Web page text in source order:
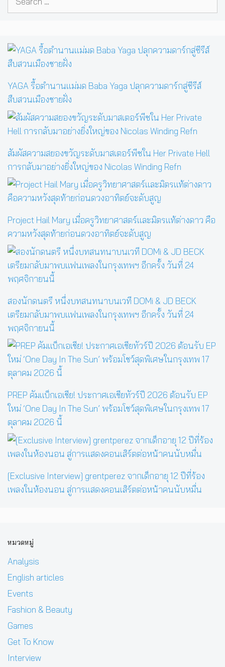
YAGA รื้อตำนานแม่มด Baba Yaga ปลุกความดาร์กสู่ซีรีส์
สืบสวนเมืองชายฝั่ง
สัมผัสความสยองขวัญระดับมาสเตอร์พีซใน Her Private Hell
การกลับมาอย่างยิ่งใหญ่ของ Nicolas Winding Refn
Project Hail Mary เมื่อครูวิทยาศาสตร์และมิตรแท้ต่างดาว คือ
ความหวังสุดท้ายก่อนดวงอาทิตย์จะดับสูญ
สองนักดนตรี หนึ่งบทสนทนาบนเวที DOMi & JD BECK
เตรียมกลับมาพบแฟนเพลงในกรุงเทพฯ อีกครั้ง วันที่ 24
พฤศจิกายนนี้
PREP คัมแบ็กเอเชีย! ประกาศเอเชียทัวร์ปี 2026 ต้อนรับ EP
ใหม่ ‘One Day In The Sun’ พร้อมโชว์สุดพิเศษในกรุงเทพ 17
ตุลาคม 2026 นี้
[Exclusive Interview] grentperez จากเด็กอายุ 12 ปีที่ร้อง
เพลงในห้องนอน สู่การแสดงคอนเสิร์ตต่อหน้าคนนับหมื่น
หมวดหมู่
Analysis
English articles
Events
Fashion & Beauty
Games
Get To Know
Interview